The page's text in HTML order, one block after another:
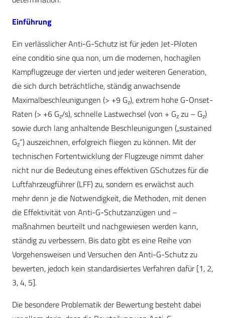
Einführung
Ein verlässlicher Anti-G-Schutz ist für jeden Jet-Piloten
eine conditio sine qua non, um die modernen, hochagilen
Kampflugzeuge der vierten und jeder weiteren Generation,
die sich durch beträchtliche, ständig anwachsende
Maximalbeschleunigungen (> +9 Gz), extrem hohe G-Onset-
Raten (> +6 Gz/s), schnelle Lastwechsel (von + Gz zu – Gz)
sowie durch lang anhaltende Beschleunigungen („sustained
Gz“) auszeichnen, erfolgreich fliegen zu können. Mit der
technischen Fortentwicklung der Flugzeuge nimmt daher
nicht nur die Bedeutung eines effektiven GSchutzes für die
Luftfahrzeugführer (LFF) zu, sondern es erwächst auch
mehr denn je die Notwendigkeit, die Methoden, mit denen
die Effektivität von Anti-G-Schutzanzügen und –
maßnahmen beurteilt und nachgewiesen werden kann,
ständig zu verbessern. Bis dato gibt es eine Reihe von
Vorgehensweisen und Versuchen den Anti-G-Schutz zu
bewerten, jedoch kein standardisiertes Verfahren dafür [1, 2,
3, 4, 5].
Die besondere Problematik der Bewertung besteht dabei